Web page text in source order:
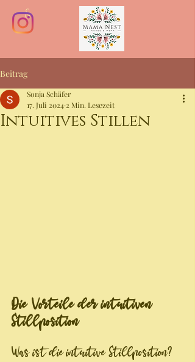
&
Beitrag
Intuitives Stillen
Sonja Schäfer
17. Juli 2024 2 Min. Lesezeit
Die Vorteile der intuitiven
Stillposition
Was ist die intuitive Stillposition?